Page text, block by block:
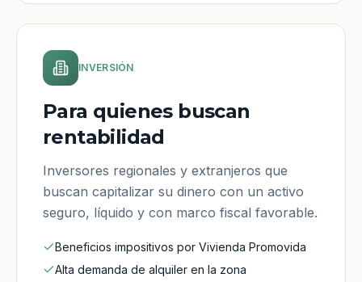
INVERSIÓN
Para quienes buscan
rentabilidad
Inversores regionales y extranjeros que
buscan capitalizar su dinero con un activo
seguro, líquido y con marco fiscal favorable.
Beneficios impositivos por Vivienda Promovida
Alta demanda de alquiler en la zona